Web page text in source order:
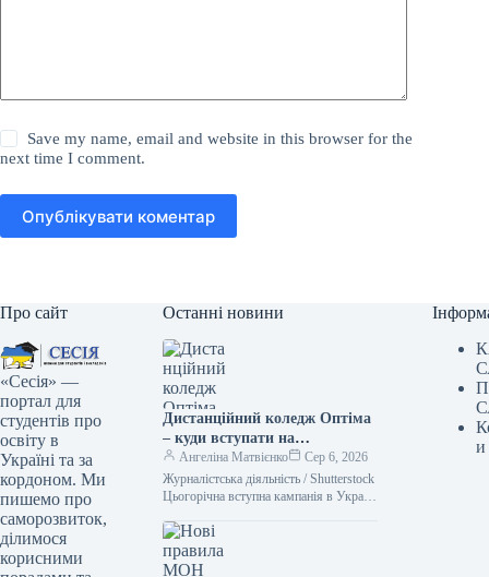
Save my name, email and website in this browser for the
next time I comment.
Опублікувати коментар
Про сайт
«Сесія» —
портал для
студентів про
освіту в
Україні та за
кордоном. Ми
пишемо про
саморозвиток,
ділимося
корисними
Останні новини
Дистанційний коледж Оптіма
– куди вступати на
журналістику після дев’ятого
класу
Ангеліна Матвієнко
Сер 6, 2026
Журналістська діяльність / Shutterstock
Цьогорічна вступна кампанія в Україні
популярних напрямків серед
потенційних студентів. Аби…
и